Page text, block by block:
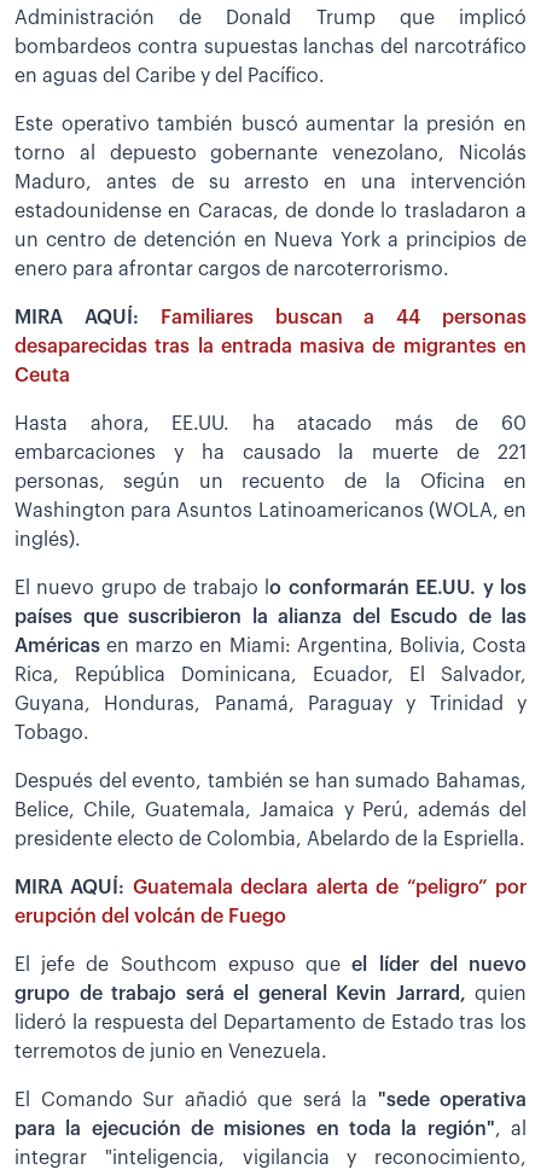
Administración de Donald Trump que implicó
bombardeos contra supuestas lanchas del narcotráfico
en aguas del Caribe y del Pacífico.
Este operativo también buscó aumentar la presión en
torno al depuesto gobernante venezolano, Nicolás
Maduro, antes de su arresto en una intervención
estadounidense en Caracas, de donde lo trasladaron a
un centro de detención en Nueva York a principios de
enero para afrontar cargos de narcoterrorismo.
MIRA AQUÍ:
Familiares buscan a 44 personas
desaparecidas tras la entrada masiva de migrantes en
Ceuta
Hasta ahora, EE.UU. ha atacado más de 60
embarcaciones y ha causado la muerte de 221
personas, según un recuento de la Oficina en
Washington para Asuntos Latinoamericanos (WOLA, en
inglés).
El nuevo grupo de trabajo lo conformarán EE.UU. y los
países que suscribieron la alianza del Escudo de las
Américas en marzo en Miami: Argentina, Bolivia, Costa
Rica, República Dominicana, Ecuador, El Salvador,
Guyana, Honduras, Panamá, Paraguay y Trinidad y
Tobago.
Después del evento, también se han sumado Bahamas,
Belice, Chile, Guatemala, Jamaica y Perú, además del
presidente electo de Colombia, Abelardo de la Espriella.
MIRA AQUÍ: Guatemala declara alerta de “peligro” por
erupción del volcán de Fuego
El jefe de Southcom expuso queel líder del nuevo
grupo de trabajo será el general Kevin Jarrard, quien
lideró la respuesta del Departamento de Estado tras los
terremotos de junio en Venezuela.
El Comando Sur añadió que será la "sede operativa
para la ejecución de misiones en toda la región", al
integrar "inteligencia, vigilancia y reconocimiento,